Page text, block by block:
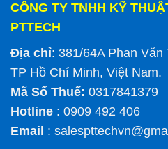
CÔNG TY TNHH KỸ
PTTECH
Địa chỉ: 381/64A Phan Văn
TP Hồ Chí Minh, Việt Nam.
Mã Số Thuế: 0317841379
Hotline : 0909 492 406
Email :